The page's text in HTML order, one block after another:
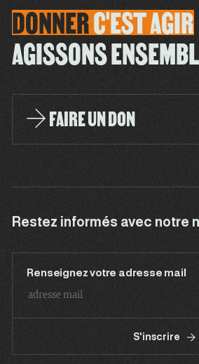
DONNERC'ESTAGIR
AGISSONS
FAIRE UN DON
Restez informés avec notre
Renseignez votre adresse mail
S'inscrire